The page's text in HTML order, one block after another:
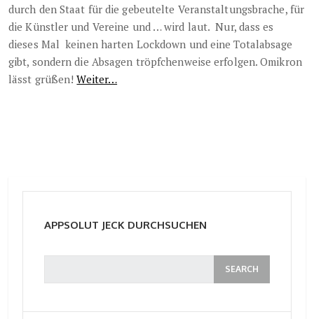
durch den Staat für die gebeutelte Veranstaltungsbrache, für
die Künstler und Vereine und … wird laut. Nur, dass es
dieses Mal keinen harten Lockdown und eine Totalabsage
gibt, sondern die Absagen tröpfchenweise erfolgen. Omikron
lässt grüßen!Weiter…
APPSOLUT JECK DURCHSUCHEN